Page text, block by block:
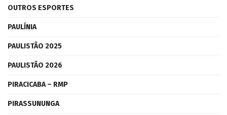
OUTROS ESPORTES
PAULÍNIA
PAULISTÃO 2025
PAULISTÃO 2026
PIRACICABA – RMP
PIRASSUNUNGA